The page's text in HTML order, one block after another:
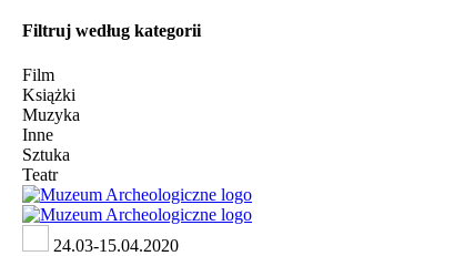
Filtruj według kategorii
Film
Książki
Muzyka
Inne
Sztuka
Teatr
24.03-15.04.2020